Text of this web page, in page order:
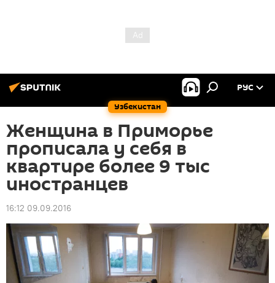
Узбекистан
РУС
Женщина в Приморье
прописала у себя в
квартире более 9 тыс
иностранцев
16:12 09.09.2016